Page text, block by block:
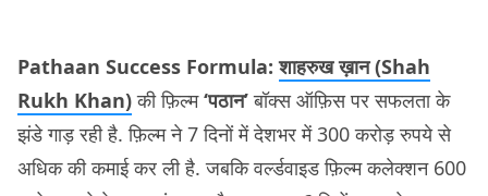
Pathaan Success Formula:शाहरुख ख़ान (Shah
Rukh Khan)की फ़िल्म‘पठान’बॉक्स ऑफ़िस पर सफलता के
झंडे गाड़ रही है. फ़िल्म ने 7 दिनों में देशभर में 300 करोड़ रुपये से
अधिक की कमाई कर ली है. जबकि वर्ल्डवाइड फ़िल्म कलेक्शन 600